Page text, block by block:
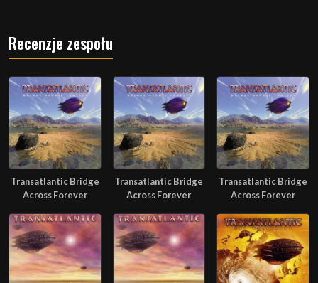
Recenzje zespołu
Transatlantic Bridge
Across Forever
Transatlantic Bridge
Across Forever
Transatlantic Bridge
Across Forever